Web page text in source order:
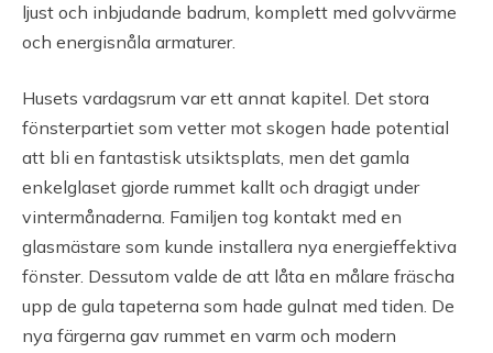
ljust och inbjudande badrum, komplett med golvvärme
och energisnåla armaturer.
Husets vardagsrum var ett annat kapitel. Det stora
fönsterpartiet som vetter mot skogen hade potential
att bli en fantastisk utsiktsplats, men det gamla
enkelglaset gjorde rummet kallt och dragigt under
vintermånaderna. Familjen tog kontakt med en
glasmästare som kunde installera nya energieffektiva
fönster. Dessutom valde de att låta en målare fräscha
upp de gula tapeterna som hade gulnat med tiden. De
nya färgerna gav rummet en varm och modern